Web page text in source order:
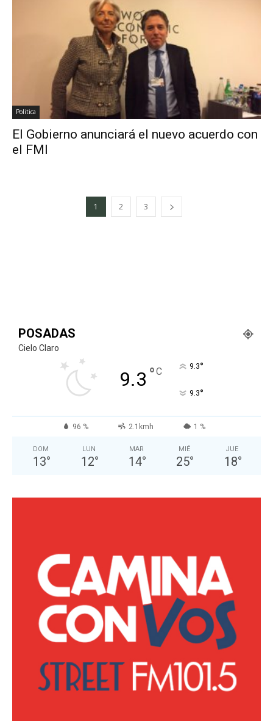
Politica
El Gobierno anunciará el nuevo acuerdo con
el FMI
1 2 3
POSADAS
Cielo Claro
9.3 °C 9.3°
9.3°
96 % 2.1kmh 1 %
DOM
13°
LUN
12°
MAR
14°
MIÉ
25°
JUE
18°